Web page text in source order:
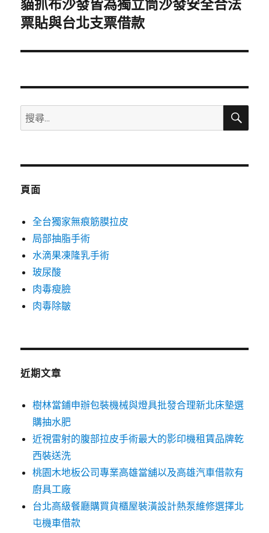
下
一
文
貓抓布沙發皆為獨立筒沙發安全合法
票貼與台北支票借款
搜
尋
鍵
搜
頁面
全台獨家無痕筋膜拉皮
局部抽脂手術
水滴果凍隆乳手術
玻尿酸
肉毒瘦臉
肉毒除皺
近期文章
樹林當鋪申辦包裝機械與燈具批發合理新北床墊選
購抽水肥
近視雷射的腹部拉皮手術最大的影印機租賃品牌乾
西裝送洗
桃園木地板公司專業高雄當舖以及高雄汽車借款有
廚具工廠
台北高級餐廳購買貨櫃屋裝潢設計熱泵維修選擇北
屯機車借款